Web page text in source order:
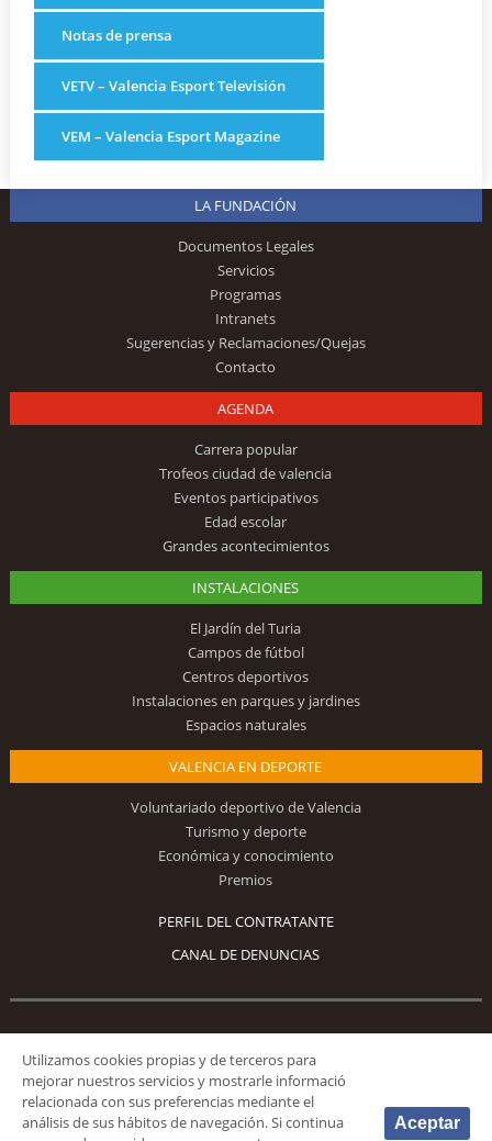
Notas de prensa
VETV – Valencia Esport Televisión
VEM – Valencia Esport Magazine
LA FUNDACIÓN
Documentos Legales
Servicios
Programas
Intranets
Sugerencias y Reclamaciones/Quejas
Contacto
AGENDA
Carrera popular
Trofeos ciudad de valencia
Eventos participativos
Edad escolar
Grandes acontecimientos
INSTALACIONES
El Jardín del Turia
Campos de fútbol
Centros deportivos
Instalaciones en parques y jardines
Espacios naturales
VALENCIA EN DEPORTE
Voluntariado deportivo de Valencia
Turismo y deporte
Económica y conocimiento
Premios
PERFIL DEL CONTRATANTE
CANAL DE DENUNCIAS
Síguenos
Utilizamos cookies propias y de terceros para
mejorar nuestros servicios y mostrarle informació
relacionada con sus preferencias mediante el
análisis de sus hábitos de navegación. Si continua
Aceptar